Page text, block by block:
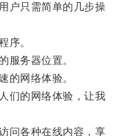
只需简单的几步操
序。
务器位置。
网络体验。
的网络体验，让我
各种在线内容，享